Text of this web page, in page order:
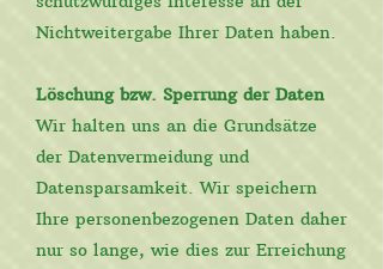
Nichtweitergabe Ihrer Daten haben.
Löschung bzw. Sperrung der Daten
Wir halten uns an die Grundsätze
der Datenvermeidung und
Datensparsamkeit. Wir speichern
Ihre personenbezogenen Daten daher
nur so lange, wie dies zur Erreichung